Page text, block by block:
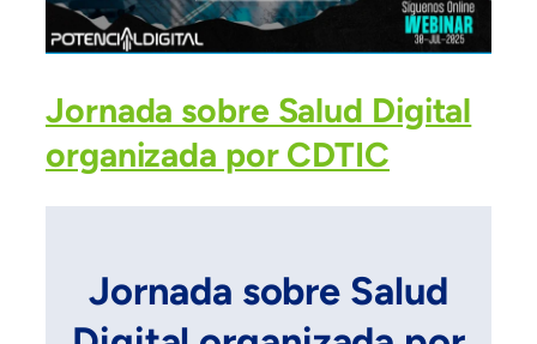
Jornada sobre Salud Digital
organizada por CDTIC
Jornada sobre Salud